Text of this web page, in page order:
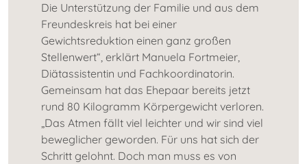
Die Unterstützung der Familie und aus dem
Freundeskreis hat bei einer
Gewichtsreduktion einen ganz großen
Stellenwert“, erklärt Manuela Fortmeier,
Diätassistentin und Fachkoordinatorin.
Gemeinsam hat das Ehepaar bereits jetzt
rund 80 Kilogramm Körpergewicht verloren.
„Das Atmen fällt viel leichter und wir sind viel
beweglicher geworden. Für uns hat sich der
Schritt gelohnt. Doch man muss es von